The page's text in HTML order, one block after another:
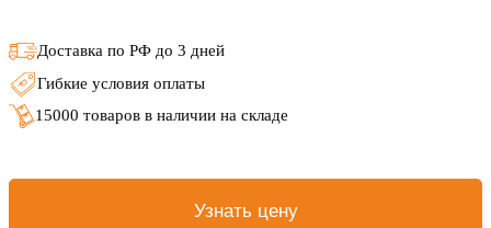
Доставка по РФ до 3 дней
Гибкие условия оплаты
15000 товаров в наличии на складе
Узнать цену